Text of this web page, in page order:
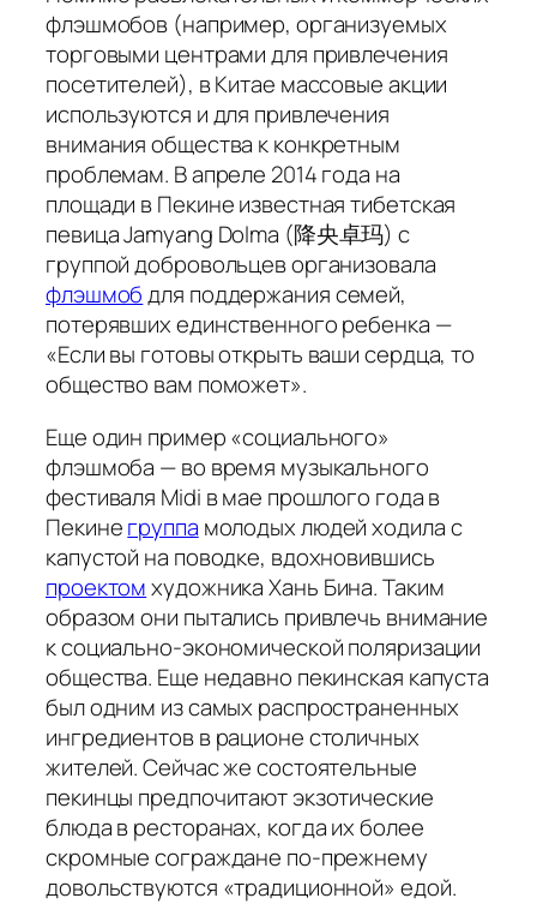
флэшмобов (например, организуемых
торговыми центрами для привлечения
посетителей), в Китае массовые акции
используются и для привлечения
внимания общества к конкретным
проблемам. В апреле 2014 года на
площади в Пекине известная тибетская
певица Jamyang Dolma (降央卓玛) с
группой добровольцев организовала
флэшмобдля поддержания семей,
потерявших единственного ребенка —
«Если вы готовы открыть ваши сердца, то
общество вам поможет».
Еще один пример «социального»
флэшмоба — во время музыкального
фестиваля Midi в мае прошлого года в
Пекинегруппа молодых людей ходила с
капустой на поводке, вдохновившись
проектомхудожника Хань Бина. Таким
образом они пытались привлечь внимание
к социально-экономической поляризации
общества. Еще недавно пекинская капуста
был одним из самых распространенных
ингредиентов в рационе столичных
жителей. Сейчас же состоятельные
пекинцы предпочитают экзотические
блюда в ресторанах, когда их более
скромные сограждане по-прежнему
довольствуются «традиционной» едой.